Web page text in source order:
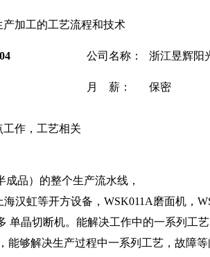
加工的工艺流程和技术
公司名称：
浙江昱辉阳
月 薪： 保密
作，工艺相关
品）的整个生产流水线，
汉虹等开方设备，WSK011A磨面机，
单晶切断机。能解决工作中的一系列工
能够解决生产过程中一系列工艺，故障